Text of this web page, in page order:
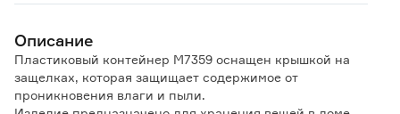
Описание
Пластиковый контейнер М7359 оснащен крышкой на
защелках, которая защищает содержимое от
проникновения влаги и пыли.